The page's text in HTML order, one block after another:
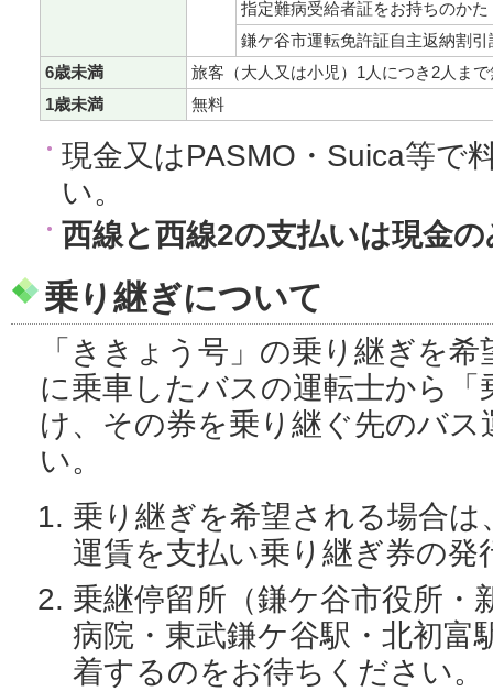
指定難病受給者証をお持ちのかた
鎌ケ谷市運転免許証自主返納割
6歳未満
旅客（大人又は小児）1人につき2人ま
1歳未満
無料
現金又はPASMO・Suica等で
い。
西線と西線2の支払いは現金
乗り継ぎについて
「ききょう号」の乗り継ぎを
に乗車したバスの運転士から
け、その券を乗り継ぐ先のバ
い。
乗り継ぎを希望される場合
運賃を支払い乗り継ぎ券の
乗継停留所（鎌ケ谷市役所・
病院・東武鎌ケ谷駅・北初富
着するのをお待ちください。